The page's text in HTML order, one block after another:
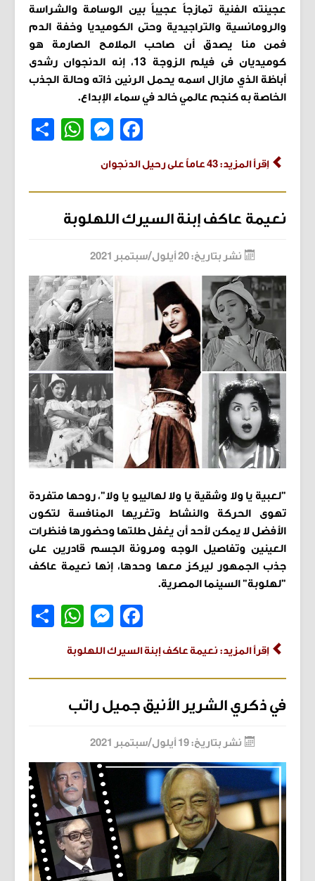
عجينته الفنية تمازجاً عجيباً بين الوسامة والشراسة
والرومانسية والتراجيدية وحتى الكوميديا وخفة الدم
فمن منا يصدق أن صاحب الملامح الصارمة هو
كوميديان فى فيلم الزوجة 13، إنه الدنجوان رشدى
أباظة الذي مازال اسمه يحمل الرنين ذاته وحالة الجذب
الخاصة به كنجم عالمي خالد في سماء الإبداع.
Facebook
Messenger
WhatsApp
اِقرأ المزيد: 43 عاماً على رحيل الدنجوان
نعيمة عاكف إبنة السيرك اللهلوبة
نشر بتاريخ: 20 أيلول/سبتمبر 2021
"لعبية يا ولا وشقية يا ولا لهاليبو يا ولا"، روحها متفردة
تهوى الحركة والنشاط وتغريها المنافسة لتكون
الأفضل لا يمكن لأحد أن يغفل طلتها وحضورها فنظرات
العينين وتفاصيل الوجه ومرونة الجسم قادرين على
جذب الجمهور ليركز معها وحدها، إنها نعيمة عاكف
"لهلوبة" السينما المصرية.
Facebook
Messenger
WhatsApp
اِقرأ المزيد: نعيمة عاكف إبنة السيرك اللهلوبة
في ذكري الشرير الأنيق جميل راتب
نشر بتاريخ: 19 أيلول/سبتمبر 2021